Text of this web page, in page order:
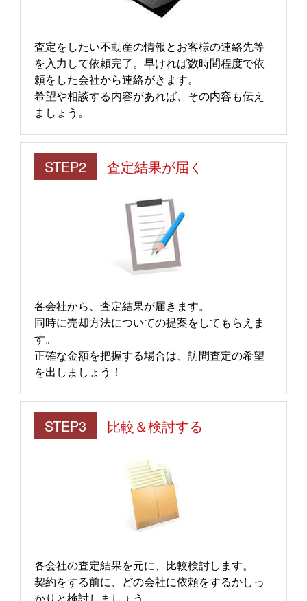
査定をしたい不動産の情報とお客様の連絡先等
を入力して依頼完了。早ければ数時間程度で依
頼をした会社から連絡がきます。
希望や相談する内容があれば、その内容も伝え
ましょう。
STEP2 査定結果が届く
各会社から、査定結果が届きます。
同時に売却方法についての提案をしてもらえま
す。
正確な金額を把握する場合は、訪問査定の希望
を出しましょう！
STEP3 比較＆検討する
各会社の査定結果を元に、比較検討します。
契約をする前に、どの会社に依頼をするかしっ
かりと検討しましょう。